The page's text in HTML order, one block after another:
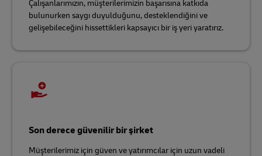
Çalışanlarımızın, müşterilerimizin başarısına katkıda
bulunurken saygı duyulduğunu, desteklendiğini ve
gelişebileceğini hissettikleri kapsayıcı bir iş yeri yaratırız.
Son derece güvenilir bir şirket
Müşterilerimiz için güven ve yatırımcılar için uzun vadeli